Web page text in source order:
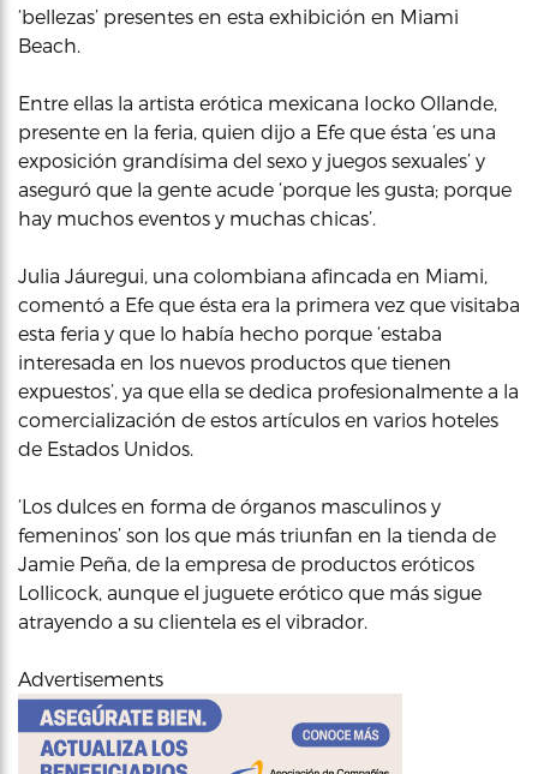
‘bellezas’ presentes en esta exhibición en Miami
Beach.
Entre ellas la artista erótica mexicana Iocko Ollande,
presente en la feria, quien dijo a Efe que ésta ‘es una
exposición grandísima del sexo y juegos sexuales’ y
aseguró que la gente acude ‘porque les gusta; porque
hay muchos eventos y muchas chicas’.
Julia Jáuregui, una colombiana afincada en Miami,
comentó a Efe que ésta era la primera vez que visitaba
esta feria y que lo había hecho porque ‘estaba
interesada en los nuevos productos que tienen
expuestos’, ya que ella se dedica profesionalmente a la
comercialización de estos artículos en varios hoteles
de Estados Unidos.
‘Los dulces en forma de órganos masculinos y
femeninos’ son los que más triunfan en la tienda de
Jamie Peña, de la empresa de productos eróticos
Lollicock, aunque el juguete erótico que más sigue
atrayendo a su clientela es el vibrador.
Advertisements